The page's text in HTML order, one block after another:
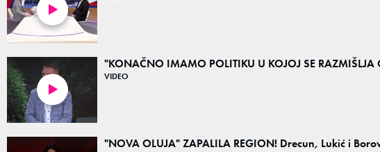
"KONAČNO IMAMO POLITIKU U KOJOJ SE RAZMIŠLJA
VIDEO
"NOVA OLUJA" ZAPALILA REGION! Drecun, Lukić i